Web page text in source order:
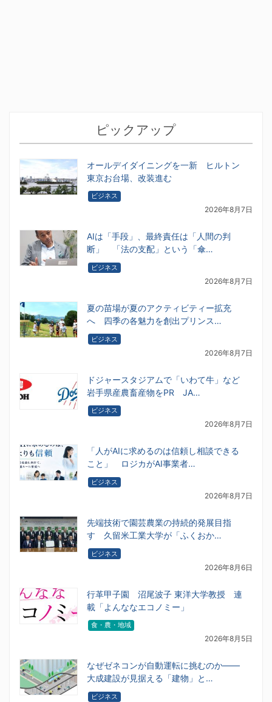
ピックアップ
オールデイダイニングを一新 ヒルトン
東京お台場、改装進む
ビジネス
2026年8月7日
AIは「手段」、最終責任は「人間の判
断」 「法の支配」という「傘…
ビジネス
2026年8月7日
夏の苗場が夏のアクティビティー拡充
へ 四季の各魅力を創出プリンス…
ビジネス
2026年8月7日
ドジャースタジアムで「いわて牛」など
岩手県産農畜産物をPR JA…
ビジネス
2026年8月7日
「人がAIに求めるのは信頼し相談できる
こと」 ロジカがAI事業者…
ビジネス
2026年8月7日
先端技術で園芸農業の持続的発展目指
す 久留米工業大学が「ふくおか…
ビジネス
2026年8月6日
行革甲子園 沼尾波子 東洋大学教授 連
載「よんななエコノミー」
食・農・地域
2026年8月5日
なぜゼネコンが自動運転に挑むのか――
大成建設が見据える「建物」と…
ビジネス